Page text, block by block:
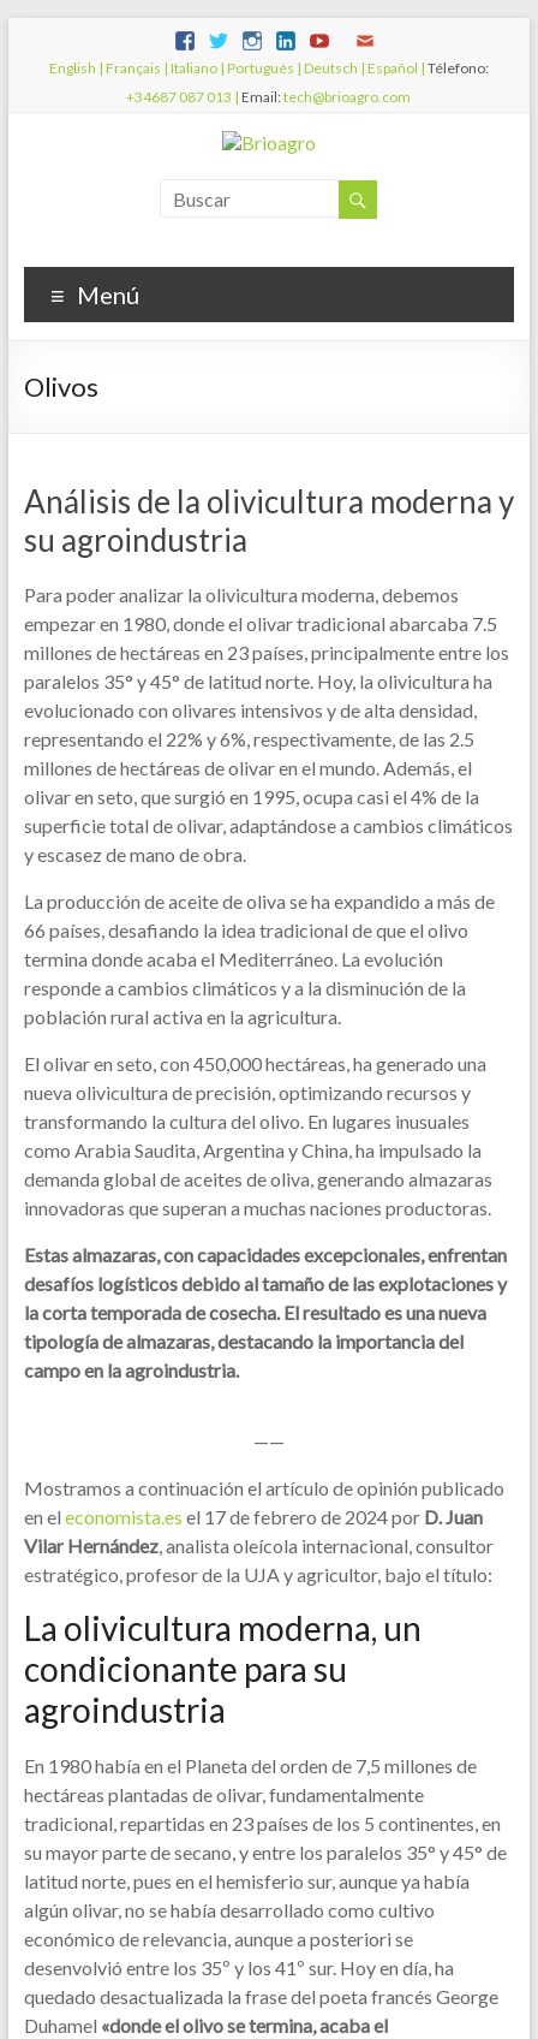
English | Français | Italiano | Portugués | Deutsch | Español | Télefono:
+34687 087 013 | Email:tech@brioagro.com
Menú
Olivos
Análisis de la olivicultura moderna y
su agroindustria
Para poder analizar la olivicultura moderna, debemos
empezar en 1980, donde el olivar tradicional abarcaba 7.5
millones de hectáreas en 23 países, principalmente entre los
paralelos 35° y 45° de latitud norte. Hoy, la olivicultura ha
evolucionado con olivares intensivos y de alta densidad,
representando el 22% y 6%, respectivamente, de las 2.5
millones de hectáreas de olivar en el mundo. Además, el
olivar en seto, que surgió en 1995, ocupa casi el 4% de la
superficie total de olivar, adaptándose a cambios climáticos
y escasez de mano de obra.
La producción de aceite de oliva se ha expandido a más de
66 países, desafiando la idea tradicional de que el olivo
termina donde acaba el Mediterráneo. La evolución
responde a cambios climáticos y a la disminución de la
población rural activa en la agricultura.
El olivar en seto, con 450,000 hectáreas, ha generado una
nueva olivicultura de precisión, optimizando recursos y
transformando la cultura del olivo. En lugares inusuales
como Arabia Saudita, Argentina y China, ha impulsado la
demanda global de aceites de oliva, generando almazaras
innovadoras que superan a muchas naciones productoras.
Estas almazaras, con capacidades excepcionales, enfrentan
desafíos logísticos debido al tamaño de las explotaciones y
la corta temporada de cosecha. El resultado es una nueva
tipología de almazaras, destacando la importancia del
campo en la agroindustria.
——
Mostramos a continuación el artículo de opinión publicado
en el economista.es el 17 de febrero de 2024 por D. Juan
Vilar Hernández, analista oleícola internacional, consultor
estratégico, profesor de la UJA y agricultor, bajo el título:
La olivicultura moderna, un
condicionante para su
agroindustria
En 1980 había en el Planeta del orden de 7,5 millones de
hectáreas plantadas de olivar, fundamentalmente
tradicional, repartidas en 23 países de los 5 continentes, en
su mayor parte de secano, y entre los paralelos 35° y 45° de
latitud norte, pues en el hemisferio sur, aunque ya había
algún olivar, no se había desarrollado como cultivo
económico de relevancia, aunque a posteriori se
desenvolvió entre los 35º y los 41º sur. Hoy en día, ha
quedado desactualizada la frase del poeta francés George
Duhamel «donde el olivo se termina, acaba el